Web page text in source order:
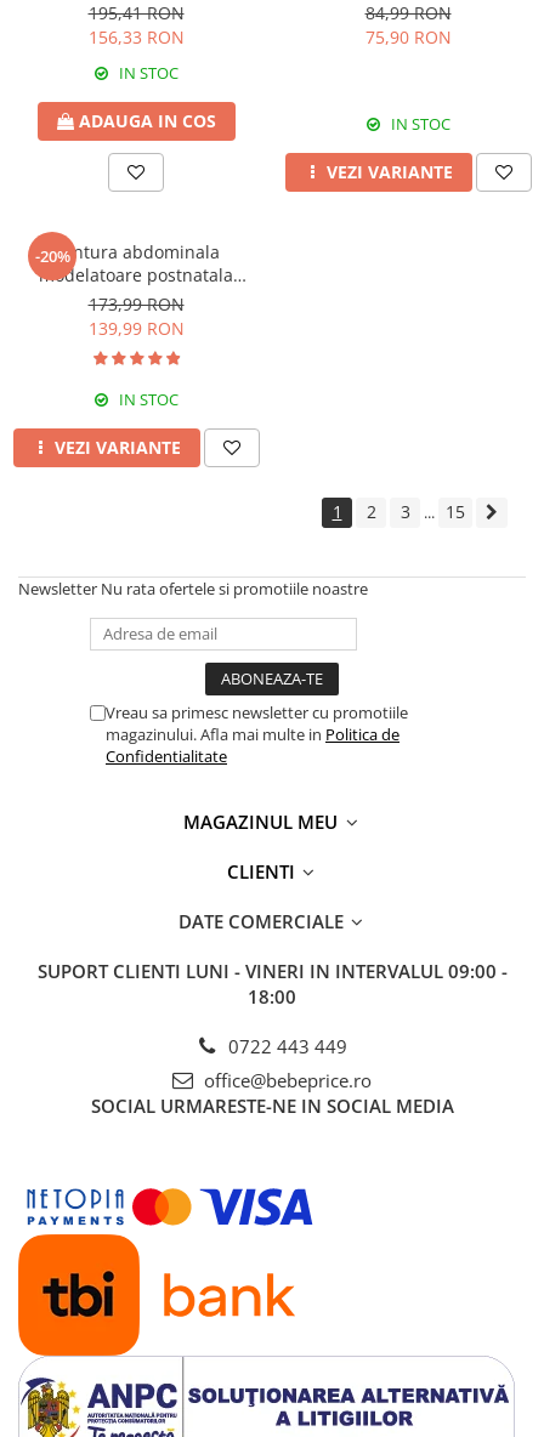
195,41 RON
156,33 RON
IN STOC
ADAUGA IN COS
84,99 RON
75,90 RON
IN STOC
VEZI VARIANTE
-20%Centura abdominala
modelatoare postnatala
PREMIUM, prindere velcro,
Black
173,99 RON
139,99 RON
IN STOC
VEZI VARIANTE
1 2 3 ... 15
Newsletter Nu rata ofertele si promotiile noastre
Vreau sa primesc newsletter cu promotiile
magazinului. Afla mai multe in Politica de
Confidentialitate
MAGAZINUL MEU
CLIENTI
DATE COMERCIALE
SUPORT CLIENTI LUNI - VINERI IN INTERVALUL 09:00 -
18:00
0722 443 449
office@bebeprice.ro
SOCIAL URMARESTE-NE IN SOCIAL MEDIA